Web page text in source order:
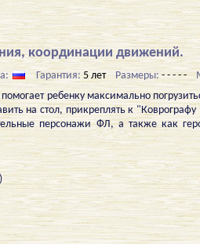
координации движений.
Гарантия: 5 лет Размеры: - - - - -
ребенку максимально
на стол, прикреплять к
персонажи ФЛ, а также как